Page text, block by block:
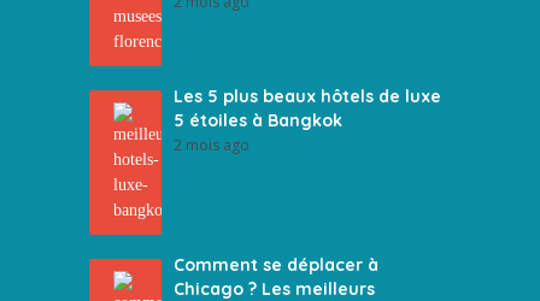
Les 5 plus beaux hôtels de luxe
5 étoiles à Bangkok
2 mois ago
Comment se déplacer à
Chicago ? Les meilleurs